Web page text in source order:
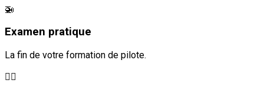
🚁
Examen pratique
La fin de votre formation de pilote.
🧑‍✈️